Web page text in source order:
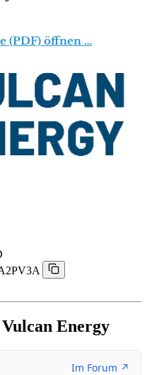
(PDF) öffnen …
Energy